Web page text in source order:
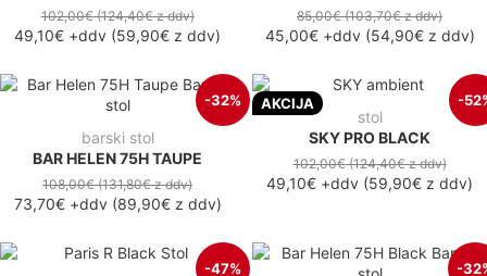
102,00€(124,40€z ddv)
49,10€ +ddv (59,90€ z ddv)
85,00€(103,70€z ddv)
45,00€+ddv(54,90€z ddv)
-32%
barski stol
BAR HELEN 75H TAUPE
108,00€(131,80€z ddv)
73,70€+ddv(89,90€z ddv)
AKCIJA -
stol
SKY PRO BLACK
102,00€(124,40€z ddv)
49,10€ +ddv (59,90€ z ddv)
-47% -